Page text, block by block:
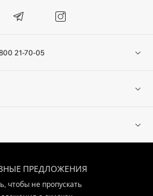
21-70-05
ПРЕДЛОЖЕНИЯ
чтобы не пропускать